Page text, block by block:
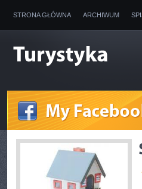
STRONA GŁÓWNA ARCHIWUM